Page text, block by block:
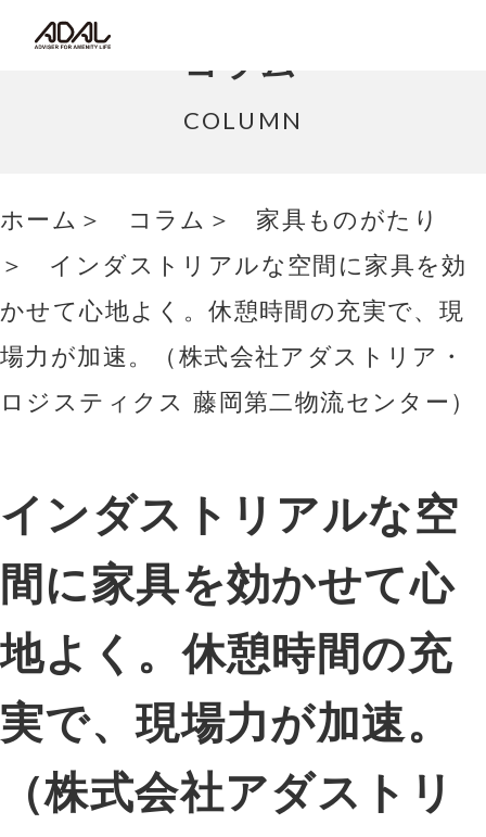
コラム
最新情報/ニュース
採用情報
Japanese
コラム
COLUMN
ホーム コラム
家具ものがたり
インダストリアルな空間に家具を効
かせて心地よく。休憩時間の充実で、現
場力が加速。（株式会社アダストリア・
ロジスティクス 藤岡第二物流センター）
インダストリアルな空
間に家具を効かせて心
地よく。休憩時間の充
実で、現場力が加速。
（株式会社アダストリ